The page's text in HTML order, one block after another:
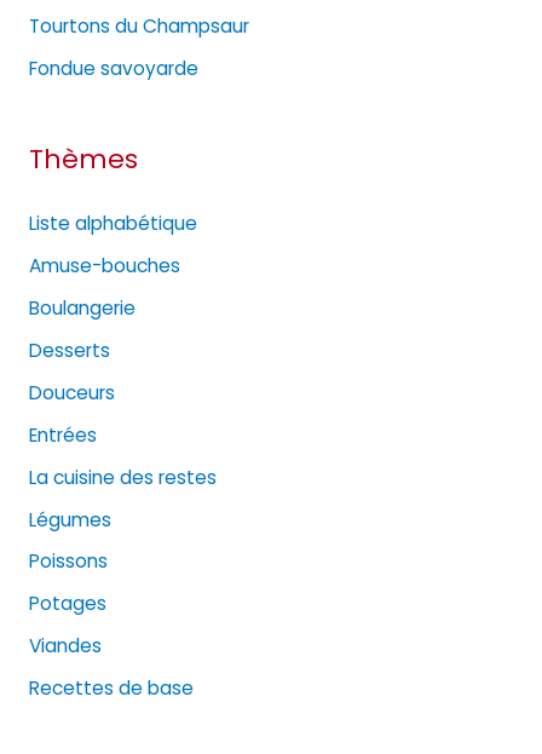
e
s
Tourtons du Champsaur
Fondue savoyarde
Thèmes
Liste alphabétique
Amuse-bouches
Boulangerie
Desserts
Douceurs
Entrées
La cuisine des restes
Légumes
Poissons
Potages
Viandes
Recettes de base